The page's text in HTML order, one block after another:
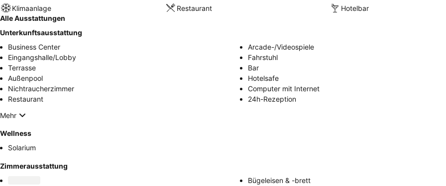
Klimaanlage Restaurant
Hotelbar
Alle Ausstattungen
Unterkunftsausstattung
Business Center
Arcade-/Videospiele
Eingangshalle/Lobby
Fahrstuhl
Terrasse
Bar
Außenpool
Hotelsafe
Nichtraucherzimmer
Computer mit Internet
Restaurant
24h-Rezeption
Mehr
Wellness
Solarium
Zimmerausstattung
Bügeleisen & -brett